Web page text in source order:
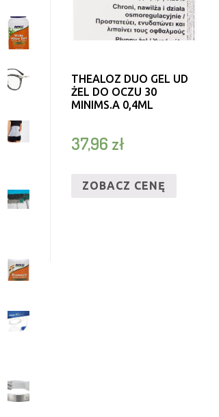
THEALOZ DUO GEL UD
ŻEL DO OCZU 30
MINIMS.A 0,4ML
37,96 zł
ZOBACZ CENĘ